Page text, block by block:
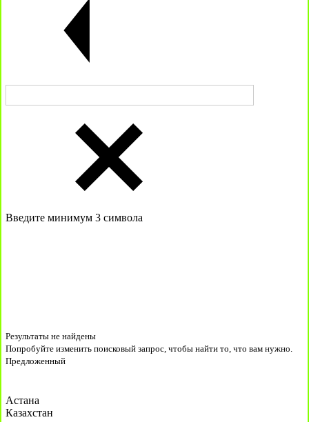
Введите минимум 3 символа
Результаты не найдены
Попробуйте изменить поисковый запрос, чтобы найти то, что вам нужно.
Предложенный
Астана
Казахстан